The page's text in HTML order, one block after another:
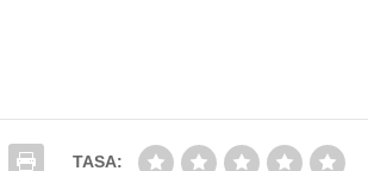
TASA: